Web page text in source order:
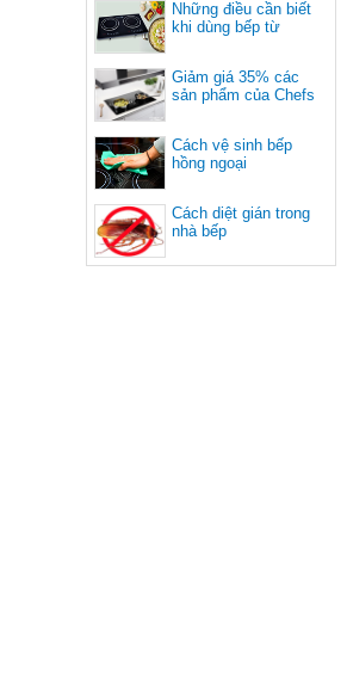
Những điều cần biết
khi dùng bếp từ
Giảm giá 35% các
sản phẩm của Chefs
Cách vệ sinh bếp
hồng ngoại
Cách diệt gián trong
nhà bếp